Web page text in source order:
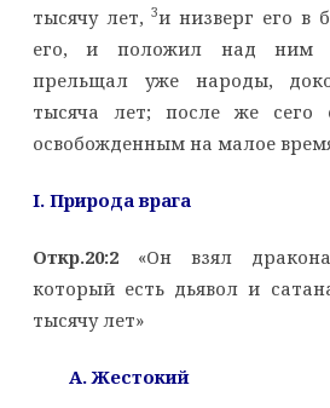
тысячу лет,3и низверг его в
его, и положил над ним
прельщал уже народы,
тысяча лет; после же
освобожденным на малое
I. Природа врага
Откр.20:2«Он взял
который есть дьявол и
тысячу лет»
A. Жестокий